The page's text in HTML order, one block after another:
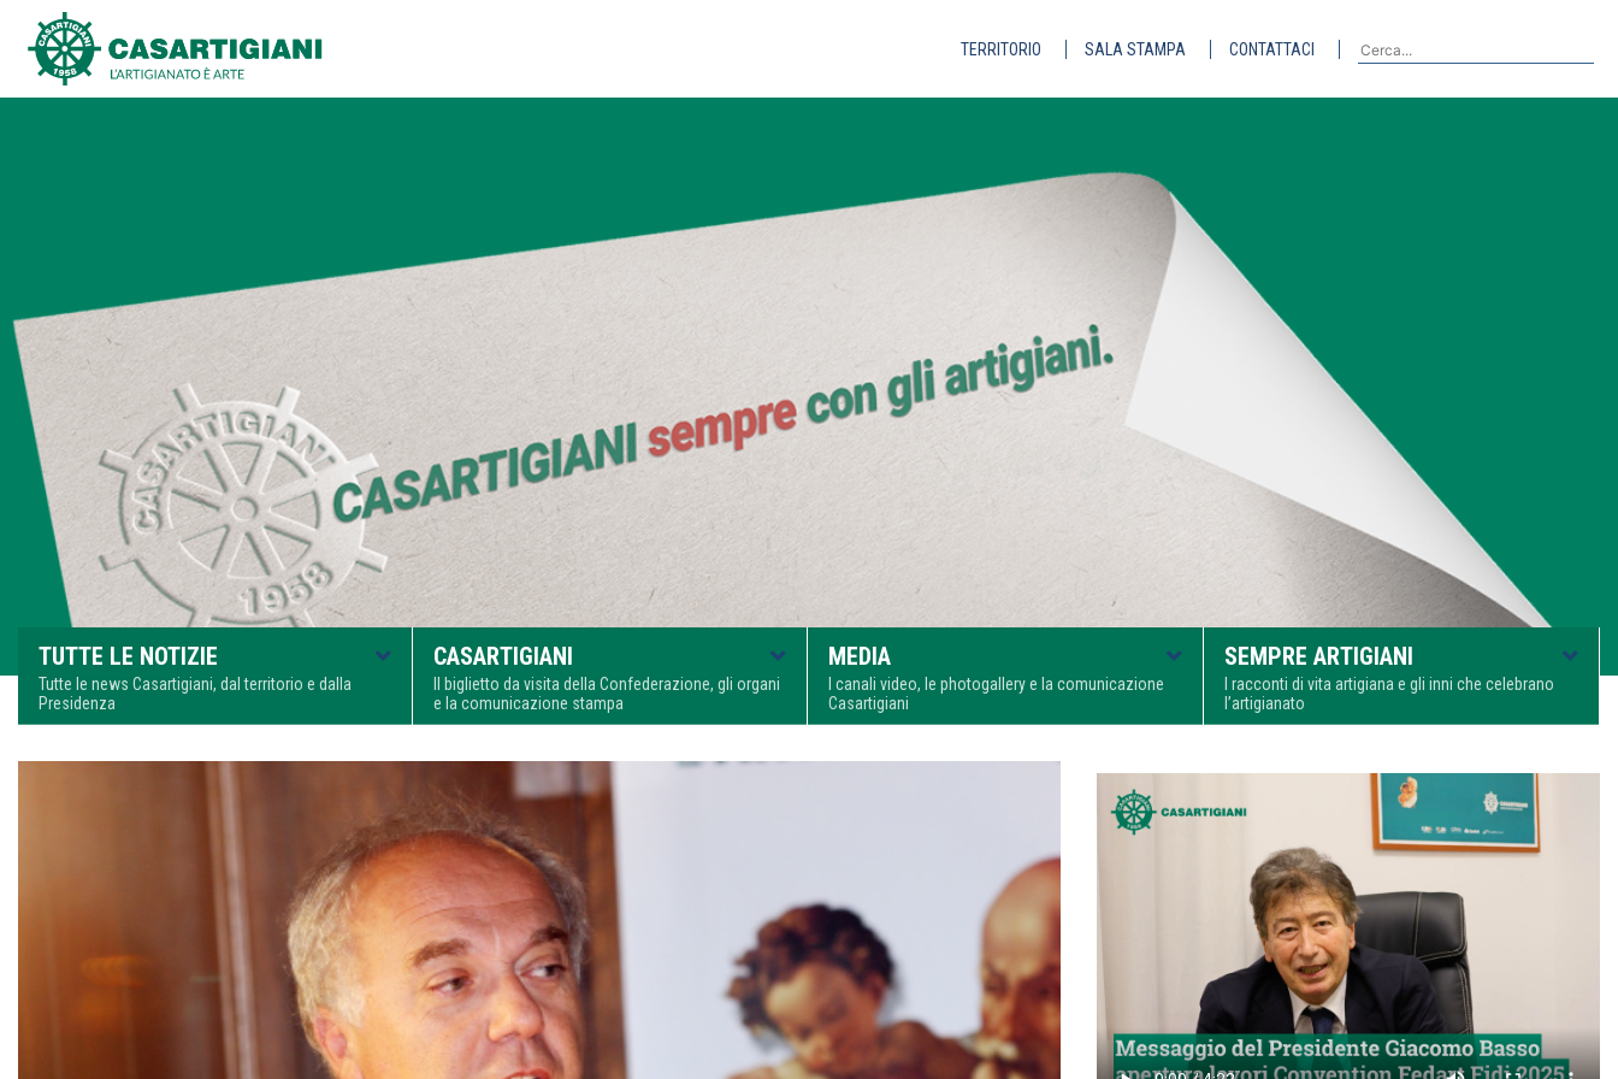
TERRITORIO SALA STAMPA CONTATTACI
TUTTE LE NOTIZIE
Tutte le news Casartigiani, dal territorio e dalla
Presidenza
CASARTIGIANI
Il biglietto da visita della Confederazione, gli organi
e la comunicazione stampa
MEDIA
I canali video, le photogallery e la comunicazione
Casartigiani
SEMPRE ARTIGIANI
I racconti di vita artigiana e gli inni che celebrano
l’artigianato